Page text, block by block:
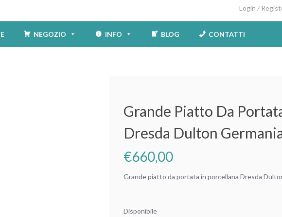
Login /
NEGOZIO INFO BLOG CONTATTI
Grande Piatto Da
Dresda Dulton
€660,00
Grande piatto da portata in porcellana Dresda
Disponibile